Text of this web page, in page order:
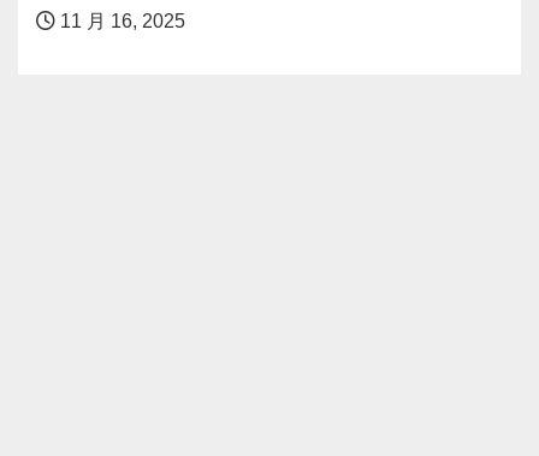
11 月 16, 2025